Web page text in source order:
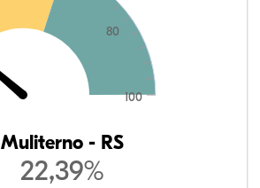
80
100
Muliterno - RS
22,39%